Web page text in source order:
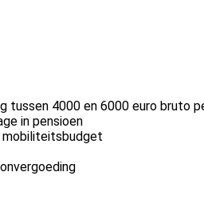
tussen 4000 en 6000 euro bruto
in pensioen
mobiliteitsbudget